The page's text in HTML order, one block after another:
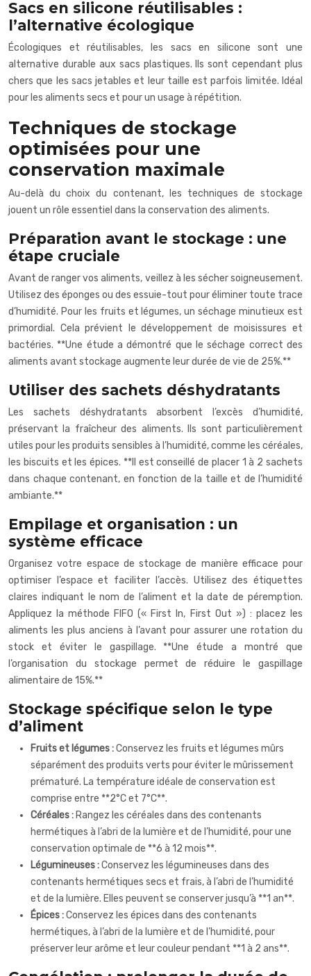
Sacs en silicone réutilisables :
l’alternative écologique
Écologiques et réutilisables, les sacs en silicone sont une
alternative durable aux sacs plastiques. Ils sont cependant plus
chers que les sacs jetables et leur taille est parfois limitée. Idéal
pour les aliments secs et pour un usage à répétition.
Techniques de stockage
optimisées pour une
conservation maximale
Au-delà du choix du contenant, les techniques de stockage
jouent un rôle essentiel dans la conservation des aliments.
Préparation avant le stockage : une
étape cruciale
Avant de ranger vos aliments, veillez à les sécher soigneusement.
Utilisez des éponges ou des essuie-tout pour éliminer toute trace
d’humidité. Pour les fruits et légumes, un séchage minutieux est
primordial. Cela prévient le développement de moisissures et
bactéries. **Une étude a démontré que le séchage correct des
aliments avant stockage augmente leur durée de vie de 25%.**
Utiliser des sachets déshydratants
Les sachets déshydratants absorbent l’excès d’humidité,
préservant la fraîcheur des aliments. Ils sont particulièrement
utiles pour les produits sensibles à l’humidité, comme les céréales,
les biscuits et les épices. **Il est conseillé de placer 1 à 2 sachets
dans chaque contenant, en fonction de la taille et de l’humidité
ambiante.**
Empilage et organisation : un
système efficace
Organisez votre espace de stockage de manière efficace pour
optimiser l’espace et faciliter l’accès. Utilisez des étiquettes
claires indiquant le nom de l’aliment et la date de péremption.
Appliquez la méthode FIFO (« First In, First Out ») : placez les
aliments les plus anciens à l’avant pour assurer une rotation du
stock et éviter le gaspillage. **Une étude a montré que
l’organisation du stockage permet de réduire le gaspillage
alimentaire de 15%.**
Stockage spécifique selon le type
d’aliment
Fruits et légumes :Conservez les fruits et légumes mûrs
séparément des produits verts pour éviter le mûrissement
prématuré. La température idéale de conservation est
comprise entre **2°C et 7°C**.
Céréales : Rangez les céréales dans des contenants
hermétiques à l’abri de la lumière et de l’humidité, pour une
conservation optimale de **6 à 12 mois**.
Légumineuses :Conservez les légumineuses dans des
contenants hermétiques secs et frais, à l’abri de l’humidité
et de la lumière. Elles peuvent se conserver jusqu’à **1 an**.
Épices :Conservez les épices dans des contenants
hermétiques, à l’abri de la lumière et de l’humidité, pour
préserver leur arôme et leur couleur pendant **1 à 2 ans**.